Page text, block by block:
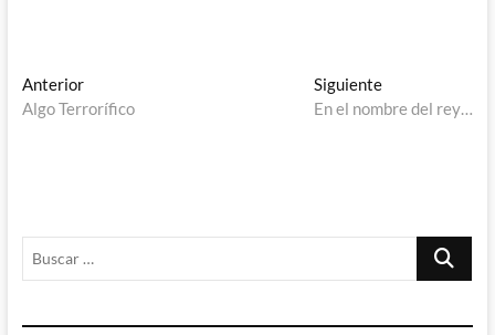
Navegación
de
AnteriorEntrada
anterior:
Algo Terrorífico
SiguienteEntrada
siguiente:
En el nombre del rey…
Buscar